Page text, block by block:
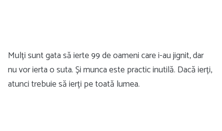
Mulți sunt gata să ierte 99 de oameni care i-au jignit, dar
nu vor ierta o suta. Și munca este practic inutilă. Dacă ierți,
atunci trebuie să ierți pe toată lumea.